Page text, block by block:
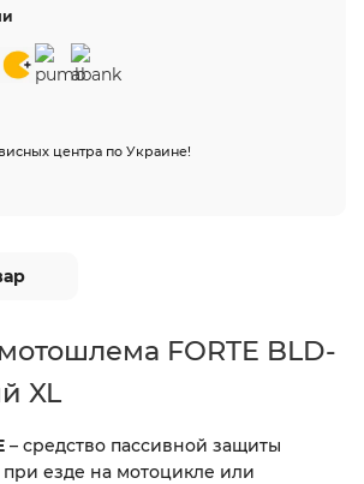
центра по Украине!
FORTE BLD-
XL
– средство пассивной защиты
езде на мотоцикле или